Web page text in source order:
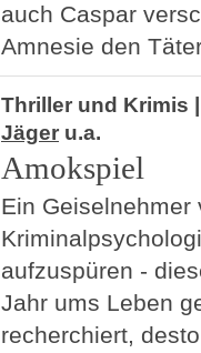
auch Caspar
Amnesie den
Thriller und Krimis
Jäger u.a.
Amokspiel
Ein Geiselnehmer
aufzuspüren -
Jahr ums Leben
recherchiert,